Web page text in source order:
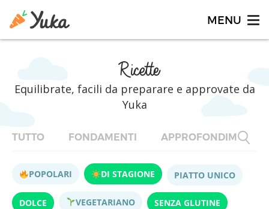
Ricette
Equilibrate, facili da preparare e approvate da
Yuka
TUTTO FONDAMENTI APPROFONDIMENTI
POPOLARI DI STAGIONE PIATTO UNICO
DOLCE VEGETARIANO SENZA GLUTINE